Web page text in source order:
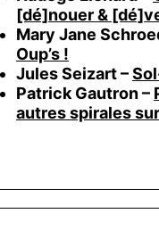
[dé]nouer &
Mary Jane
Oup’s !
Jules Seizart –
Patrick Gautron –
autres spirales